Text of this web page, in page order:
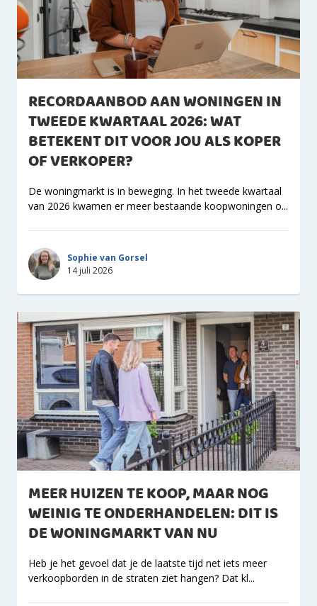
RECORDAANBOD AAN WONINGEN IN
TWEEDE KWARTAAL 2026: WAT
BETEKENT DIT VOOR JOU ALS KOPER
OF VERKOPER?
De woningmarkt is in beweging. In het tweede kwartaal
van 2026 kwamen er meer bestaande koopwoningen o...
Sophie van Gorsel
14 juli 2026
MEER HUIZEN TE KOOP, MAAR NOG
WEINIG TE ONDERHANDELEN: DIT IS
DE WONINGMARKT VAN NU
Heb je het gevoel dat je de laatste tijd net iets meer
verkoopborden in de straten ziet hangen? Dat kl...